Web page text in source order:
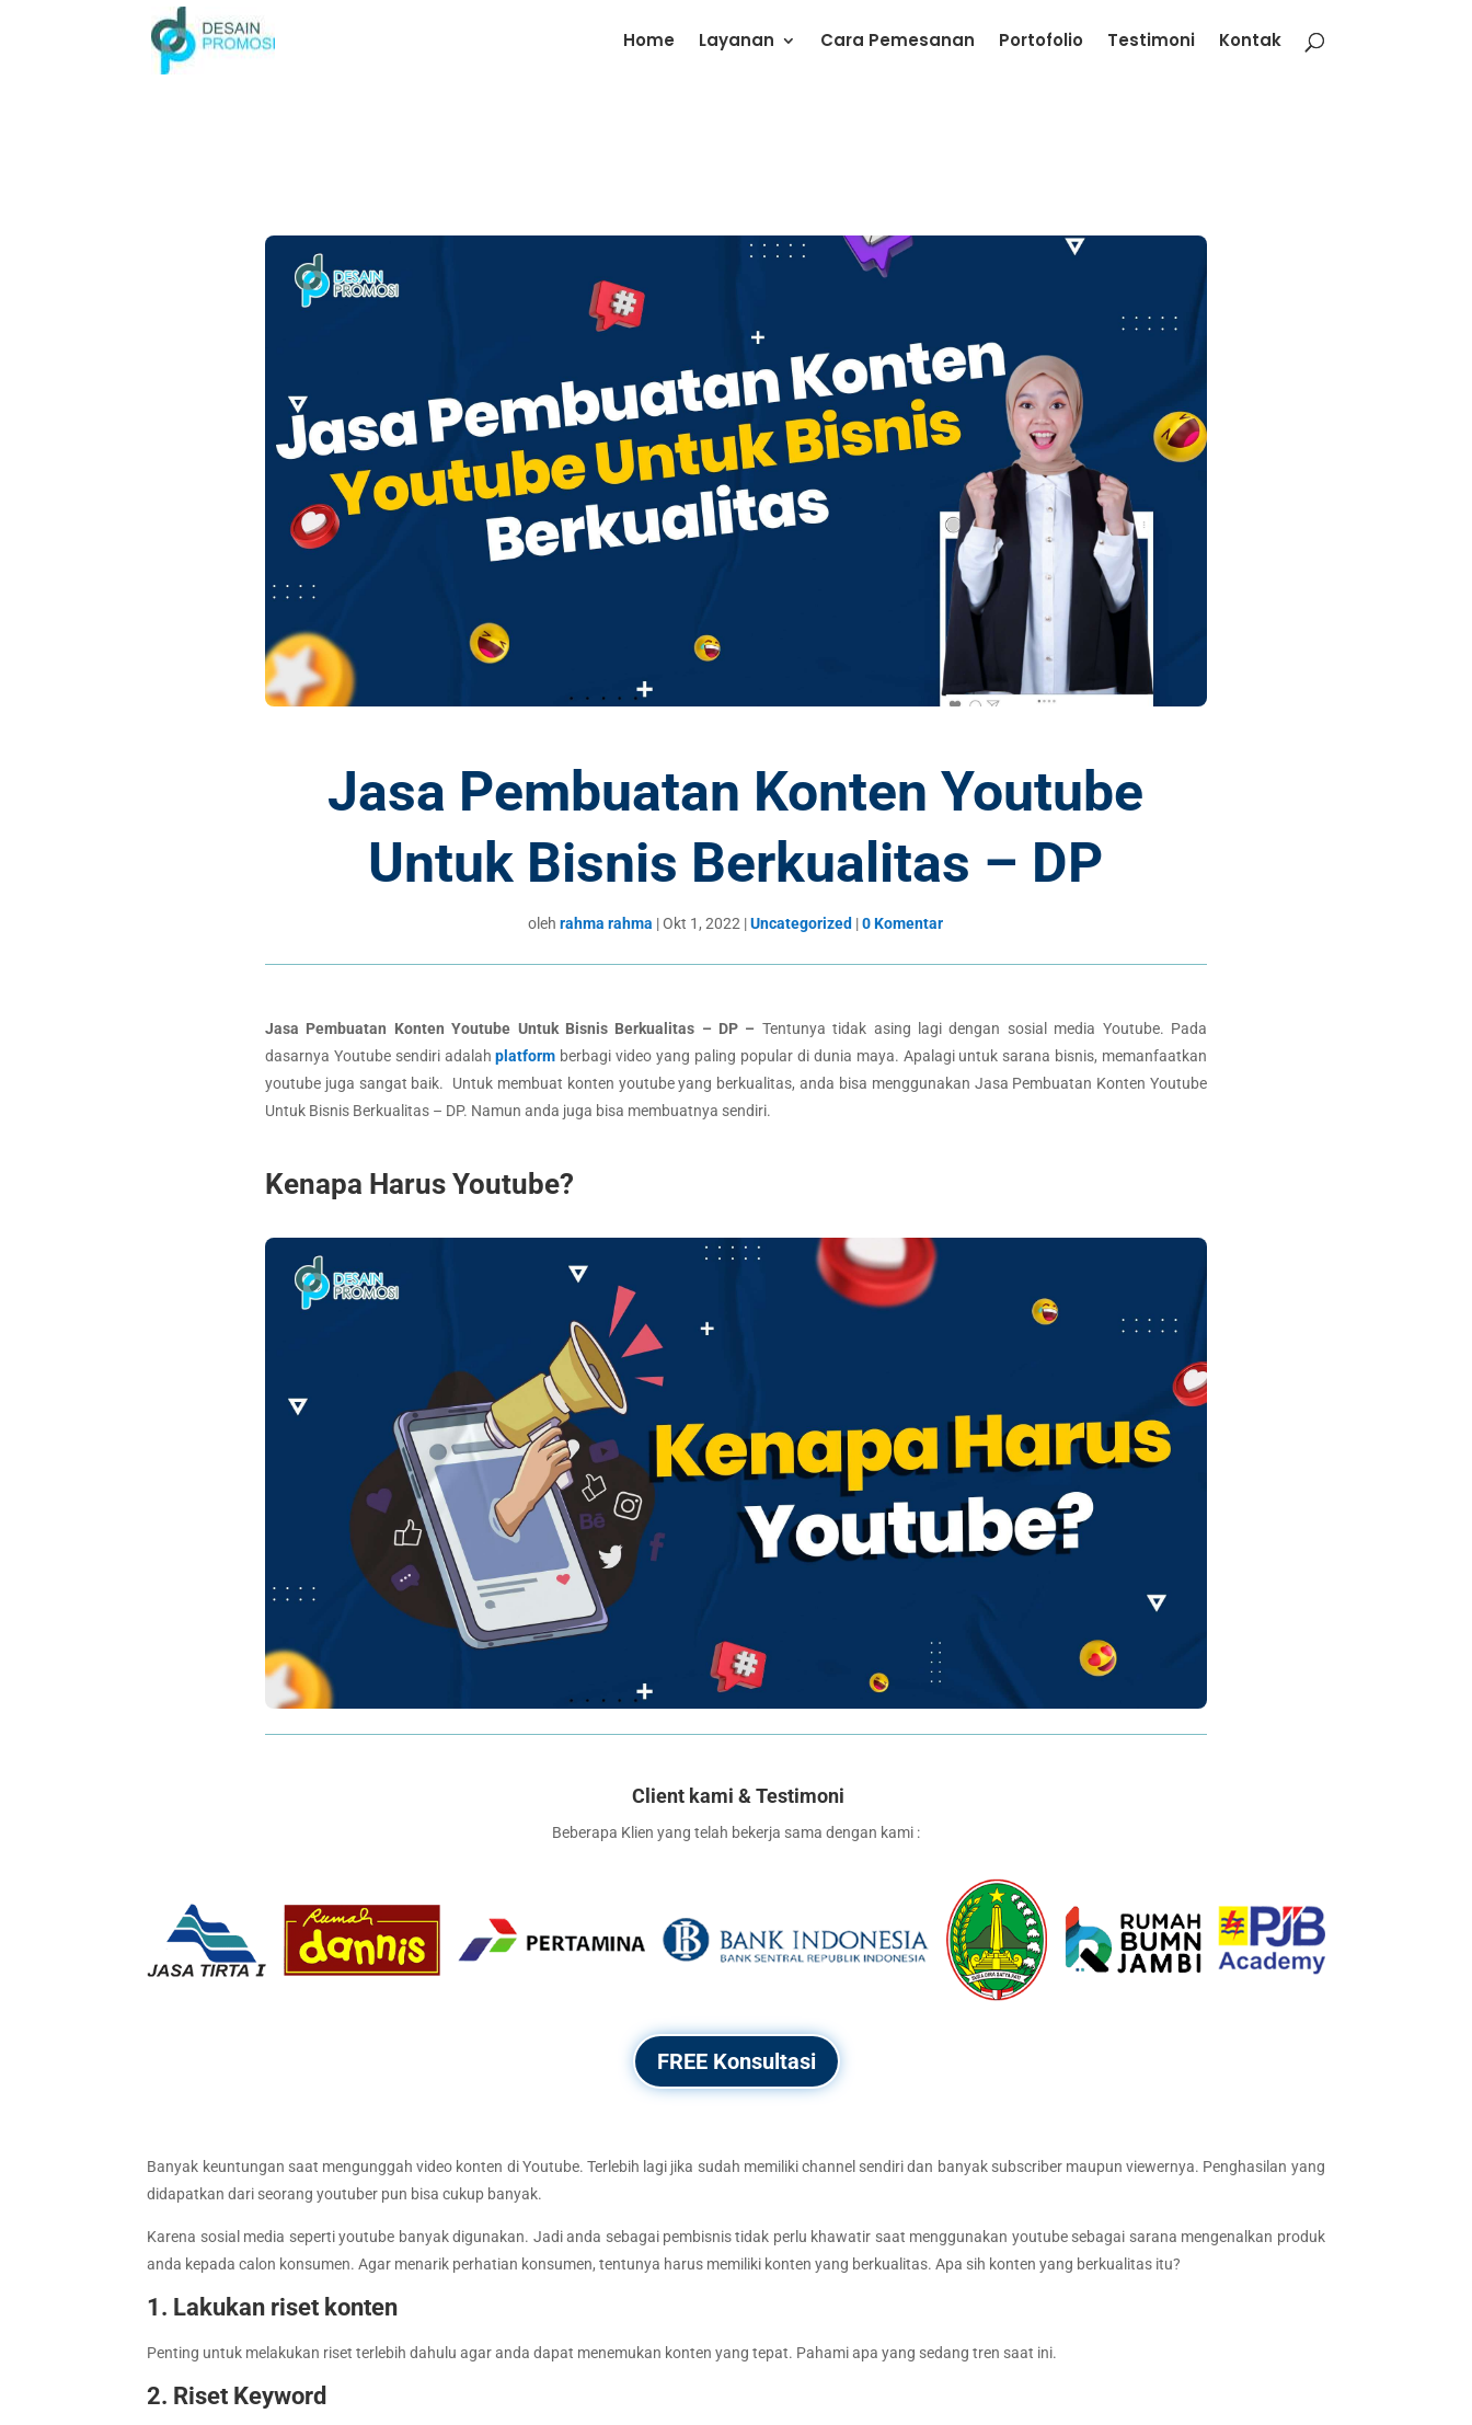
Home Layanan Cara Pemesanan Portofolio Testimoni Kontak
Jasa Pembuatan Konten Youtube
Untuk Bisnis Berkualitas – DP
olehrahma rahma |Okt 1, 2022 |Uncategorized |0 Komentar
Jasa Pembuatan Konten Youtube Untuk Bisnis Berkualitas – DP – Tentunya tidak asing lagi dengan sosial media Youtube. Pada
dasarnya Youtube sendiri adalahplatform berbagi video yang paling popular di dunia maya. Apalagi untuk sarana bisnis, memanfaatkan
youtube juga sangat baik. Untuk membuat konten youtube yang berkualitas, anda bisa menggunakan Jasa Pembuatan Konten Youtube
Untuk Bisnis Berkualitas – DP. Namun anda juga bisa membuatnya sendiri.
Kenapa Harus Youtube?
Client kami & Testimoni
Beberapa Klien yang telah bekerja sama dengan kami :
FREE Konsultasi
Banyak keuntungan saat mengunggah video konten di Youtube. Terlebih lagi jika sudah memiliki channel sendiri dan banyak subscriber maupun viewernya. Penghasilan yang
didapatkan dari seorang youtuber pun bisa cukup banyak.
Karena sosial media seperti youtube banyak digunakan. Jadi anda sebagai pembisnis tidak perlu khawatir saat menggunakan youtube sebagai sarana mengenalkan produk
anda kepada calon konsumen. Agar menarik perhatian konsumen, tentunya harus memiliki konten yang berkualitas. Apa sih konten yang berkualitas itu?
1. Lakukan riset konten
Penting untuk melakukan riset terlebih dahulu agar anda dapat menemukan konten yang tepat. Pahami apa yang sedang tren saat ini.
2. Riset Keyword